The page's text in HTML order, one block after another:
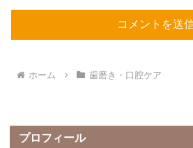
ホーム 歯磨き・口腔ケア
プロフィール